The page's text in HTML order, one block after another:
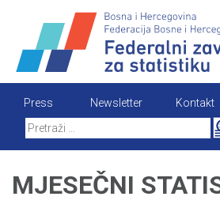
content
Press Newsletter
Kontakt
MJESEČNI